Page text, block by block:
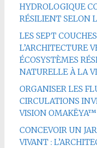
HYDROLOGIQUE
RÉSILIENT SELON
LES SEPT
L’ARCHITECTURE
ÉCOSYSTÈMES
NATURELLE À LA
ORGANISER LES
CIRCULATIONS
VISION OMAKËYA™
CONCEVOIR UN
VIVANT :